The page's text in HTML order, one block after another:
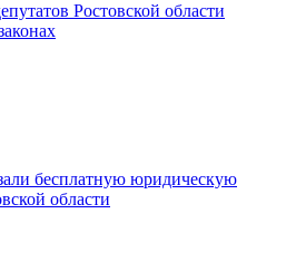
Ростовской области
бесплатную юридическую
области